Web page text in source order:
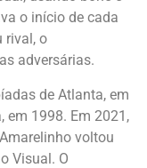
o início de cada
rival, o
adversárias.
de Atlanta, em
em 1998. Em 2021,
voltou
Visual. O